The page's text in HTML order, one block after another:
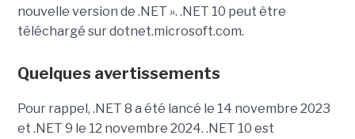
nouvelle version de .NET ». .NET 10 peut être
téléchargé sur dotnet.microsoft.com.
Quelques avertissements
Pour rappel, .NET 8 a été lancé le 14 novembre 2023
et .NET 9 le 12 novembre 2024. .NET 10 est